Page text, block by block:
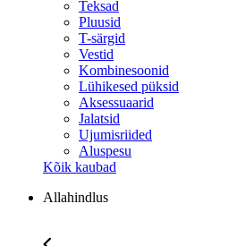
Teksad
Pluusid
T-särgid
Vestid
Kombinesoonid
Lühikesed püksid
Aksessuaarid
Jalatsid
Ujumisriided
Aluspesu
Kõik kaubad
Allahindlus